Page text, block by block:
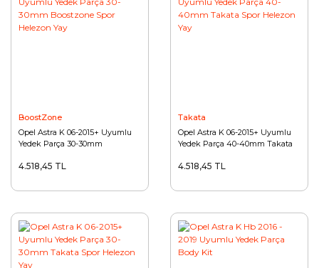
BoostZone
Opel Astra K 06-2015+ Uyumlu
Yedek Parça 30-30mm
4.518,45 TL
Takata
Opel Astra K 06-2015+ Uyumlu
Yedek Parça 40-40mm Takata
4.518,45 TL